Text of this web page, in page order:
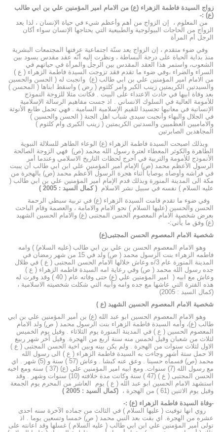
زواج السيدة فاطمة الزهراء (ع) من الامام امير المؤمنين علي بن ابي طالب
(ع) :-
من المعلوم ، إن الزواج من أهم وأعظم شيء في حياة الإنسان ، لذا يعد
الزواج من الحاجات البيولوجية والطبيعية التي يحتاجها الإنسان سواء أكان
الرجل أم المرأة
وفي ضوء متقدم ، إن الزواج يعد سنّة اجتماعية عرفتها المجتمعات البشرية
منذ بداية الحياة على درجة البساطة ، ونظرت إليه أنّه عقد مقدس يسود بين
الشعوب، واستمر هذا العقد المقدس بين الرجل والمرأة في حياتهم في
السراء والضراء ،وفي ضوء ما تقدم فقد تزوجت السيدة فاطمة الزهراء ( ع )
من الامام امير المؤمنين علي بن ابي طالب (ع) وانجبت له ( الحسن والحسين
والسيدتين الكريمتين زينب الكبر وامر كلثوم ( رض ) واسقط ابناها ( المحسن )
بعد وفاة ابيها في حادث الاعتداء على البيت . فكانت مثلا للزوجة النموذج
للأمومة العالية في السلوك الانساني . اذ جست مفاهيم الرسالة الإسلامية
الإنسانية في معانيها تجسيدا للقيم الإسلامية السامية . فهي تحمل طابع الأنوثة
في الجلال والبهاء وأنجبت سيدى شباب اهل الجنة ( الحسن والحسين )
والاماميين العظميين والسدتين الكريمتين ( زينب الكبرى وام كلثوم )
المجاهدين الصابرتين
وبذلك اصبحت السيدة فاطمة الزهراء (ع) الوعاء الطاهر للسلالة النبوية
الطاهرة والكوثر المعطاء لعترة رسول الله محمد (ص) فهي الزوجة الصالحة
الأنموذج للأمومة والتربية في أحرج لحظات التاريخ الاسلامي وعندما أمر
الرسول الأعظم محمد (ص) الإمام أمير المؤمنين علي ابن ابي طالب أن يبيت
في فراشه وأوصاه بوصايا أثناء هجرة الرسول الأعظم محمد (ص) بالهجرة من
مكة الى المدينة المنورة وبذلك قدم الإمام امير المؤمنين علي بن ابي طالب (
عليه السلام ) نفسه في سبيل نشر الاسلام ( كمال السيد : 2005 )
وفي ضوء ما تقدم قامت السيدة الزهراء (ع) في تربية سبطي الرحمة
الحسن والحسين (عليها السلام ) نحو الامام والامامة ، والعصمة وقام الباحث
بعرض شخصية الامام المعصوم الحسن المجتبى (ع) والامام الحسين الشهيد
(ع) وفق ما يأتي:-
شخصية الامام المعصوم الحسن المجتبى(ع)
وهو الامام المعصوم الحسن بن علي بن ابي طالب (عليه السلام) ) وامه
فاطمه الزهراء بنت الرسول محمد ( ص) ولد في 15 من شهر رمضان في
المدينة المنورة عام 3/ه وعاش خلالها الامام الحسن المجتبى ( ع ) في ظلال
جده رسول الله محمد ( ص) وفي رعاية امه السيدة فاطمه الزهراء ( ع )
وعاش مع ابيه ( امير المؤمنين علي (ع) حتى وفاته عام ( 40 ) وقد وفرت له
هذه الفترة التي عاشها مع جده وامه وأبيه التي شكلت شخصيته الاسلامية ،
(كمال السيد : 2005)
شخصية الامام المعصوم الحسين الشهيد (ع )
وهو الامام المعصوم الحسين ابو عبد الله (ع) بن أمير المؤمنين علي بن ابي
طالب (ع)، وأمه السيدة فاطمة الزهراء بنت الرسول محمد ( ص) ولد الامام
المعصوم الحسين ( ع ) في المدينة المنورة يوم الثلاثاء . وقيل يوم الخميس
لثلاث من شعبان وقيل لخمس منه سنة اربع من الهجرة. وقيل آخر شهر ربيع
الاول لثلاث سنوات من الهجرة . ولم يكن بينه وبين اخية الحسن المجتبى ( ع )
الا حمل ستة أشهر وجاءت به السيدة فاطمة الزهراء ( ع ) الى رسول الله
محمد (ص) فسماه حسينا . وعق عنه كبشا . وعاش (57 ) سنة و (5) شهر . اي
مع رسول الله (7) سنوات. ومع ابيه امير المؤمنين علي (ع) (37 ) سنه ومع اخيه
الحسن المجتبى ( ع ) (47 ) سنة وكانت مدة خلافته (10) سنوات وشهر . وقد
استشهد الامام الحسين ابو عبد الله ( ع ) يوم العاشر من المحرم يوم الجمعة
وقيل يوم الاثنين (61 ) من الهجرة ،
(كمال السيد : 2005 )
-وفاة السيدة فاطمة الزهراء (ع) :-
روي انها توفيت ( عليها السلام ) في الثالث من جماده الآخرة سنه احدى
عشره من الهجرة. اي بقت بعد النبي محمد ( ص) خمسا وتسعين يوما . اذ
تولى أمير المؤمنين علي ابن ابي طالب ( عليه السلام ) غسلها وقد اعانته على